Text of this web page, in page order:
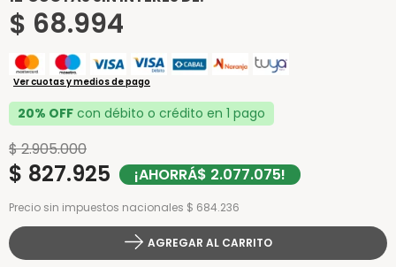
$ 68.994
Ver cuotas y medios de pago
20% OFF con débito o crédito en 1 pago
$2.905.000
$ 827.925 ¡AHORRÁ$ 2.077.075!
Precio sin impuestos nacionales $ 684.236
AGREGAR AL CARRITO